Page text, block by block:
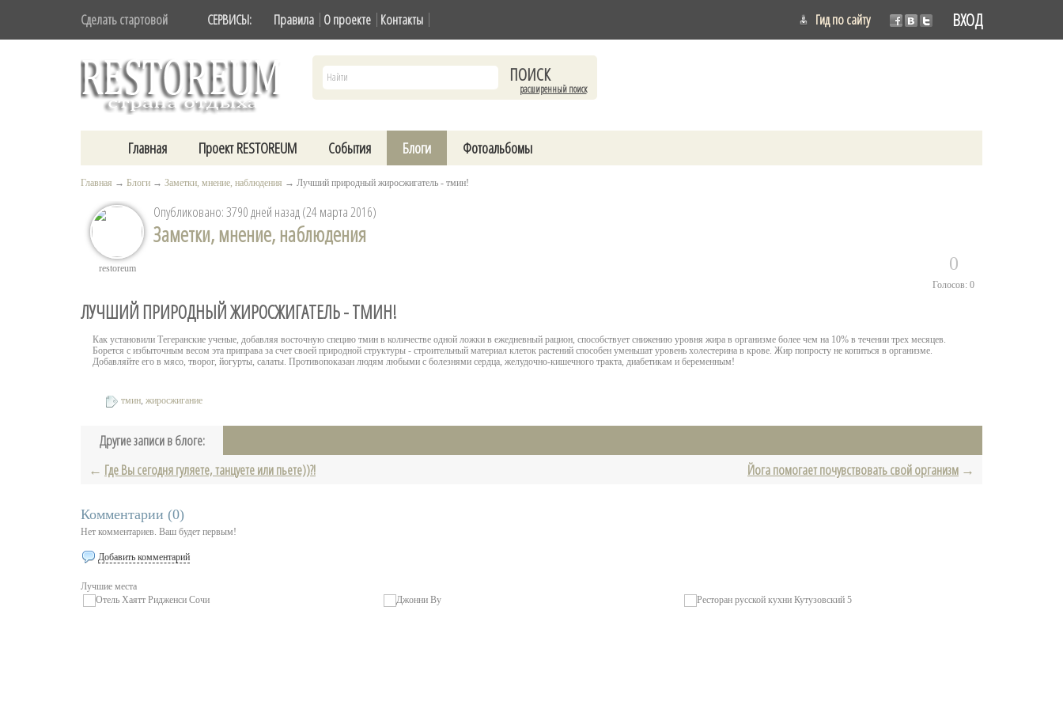
Сделать стартовой ВХОД
Гид по сайту
СЕРВИСЫ: Правила О проекте Контакты
расширенный поиск
Главная Проект RESTOREUM События Блоги Фотоальбомы
Главная → Блоги → Заметки, мнение, наблюдения → Лучший природный жиросжигатель - тмин!
restoreum
Опубликовано: 3790 дней назад (24 марта 2016)
Заметки, мнение, наблюдения
0
Голосов: 0
ЛУЧШИЙ ПРИРОДНЫЙ ЖИРОСЖИГАТЕЛЬ - ТМИН!
Как установили Тегеранские ученые, добавляя восточную специю тмин в количестве одной ложки в ежедневный рацион, способствует снижению уровня жира в организме более чем на 10% в течении трех месяцев.
Борется с избыточным весом эта приправа за счет своей природной структуры - строительный материал клеток растений способен уменьшат уровень холестерина в крове. Жир попросту не копиться в организме.
Добавляйте его в мясо, творог, йогурты, салаты. Противопоказан людям любыми с болезнями сердца, желудочно-кишечного тракта, диабетикам и беременным!
тмин,жиросжигание
Другие записи в блоге:
← Где Вы сегодня гуляете, танцуете или пьете))?! Йога помогает почувствовать свой организм →
Комментарии (0)
Нет комментариев. Ваш будет первым!
Добавить комментарий
Лучшие места